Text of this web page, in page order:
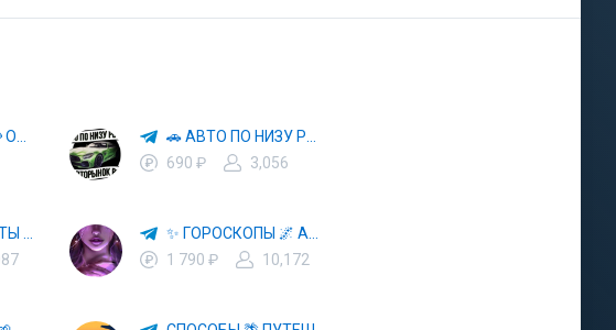
690 ₽
3,056
1 790 ₽
10,172